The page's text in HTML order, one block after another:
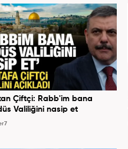
Çiftçi: Rabb'im bana
Valiliğini nasip et